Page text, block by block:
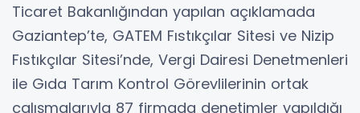
Ticaret Bakanlığından yapılan açıklamada
Gaziantep’te, GATEM Fıstıkçılar Sitesi ve Nizip
Fıstıkçılar Sitesi’nde, Vergi Dairesi Denetmenleri
ile Gıda Tarım Kontrol Görevlilerinin ortak
çalışmalarıyla 87 firmada denetimler yapıldığı